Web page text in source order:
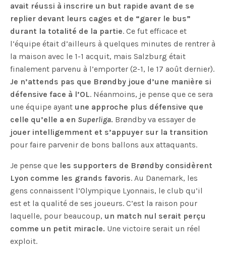
avait réussi à inscrire un but rapide avant de se
replier devant leurs cages et de “garer le bus”
durant la totalité de la partie. Ce fut efficace et
l’équipe était d’ailleurs à quelques minutes de rentrer à
la maison avec le 1-1 acquit, mais Salzburg était
finalement parvenu à l’emporter (2-1, le 17 août dernier).
Je n’attends pas que Brøndby joue d’une manière si
défensive face à l’OL. Néanmoins, je pense que ce sera
une équipe ayant une approche plus défensive que
celle qu’elle a en Superliga. Brøndby va essayer de
jouer intelligemment et s’appuyer sur la transition
pour faire parvenir de bons ballons aux attaquants.
Je pense que les supporters de Brøndby considèrent
Lyon comme les grands favoris. Au Danemark, les
gens connaissent l’Olympique Lyonnais, le club qu’il
est et la qualité de ses joueurs. C’est la raison pour
laquelle, pour beaucoup, un match nul serait perçu
comme un petit miracle. Une victoire serait un réel
exploit.